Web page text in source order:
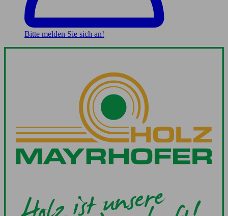
Bitte melden Sie sich an!